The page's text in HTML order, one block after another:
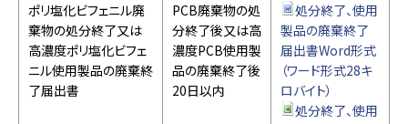
ポリ塩化ビフェニル廃
棄物の処分終了又は
高濃度ポリ塩化ビフェ
ニル使用製品の廃棄終
了届出書
PCB廃棄物の処
分終了後又は高
濃度PCB使用製
品の廃棄終了後
20日以内
処分終了、使用
製品の廃棄終了
届出書Word形式
（ワード形式28キ
ロバイト）
処分終了、使用